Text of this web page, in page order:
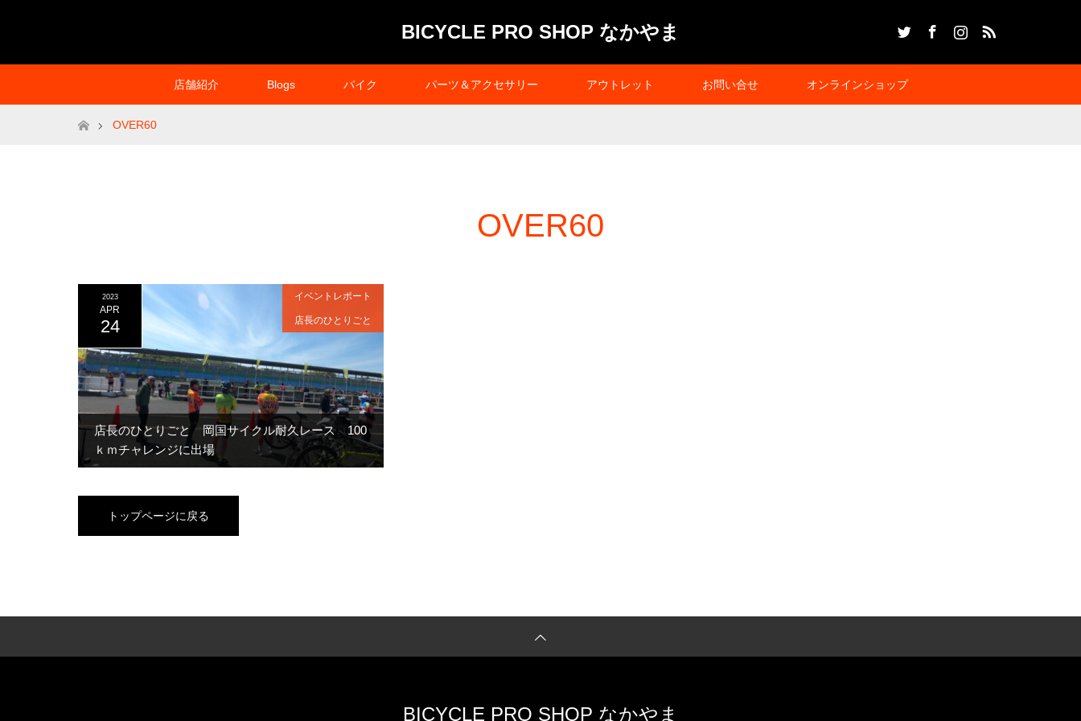
BICYCLE PRO SHOP なかやま
店舗紹介 Blogs バイク パーツ＆アクセサリー アウトレット お問い合せ オンラインショップ
ホームOVER60
OVER60
店長のひとりごと 岡国サイクル耐久レース 100
ｋｍチャレンジに出場
2023
APR
24
イベントレポート
店長のひとりごと
トップページに戻る
BICYCLE PRO SHOP なかやま